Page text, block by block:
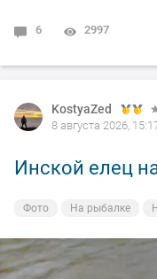
6 2997
KostyaZed
8 августа 2026,
Инской елец
Фото На рыбалке